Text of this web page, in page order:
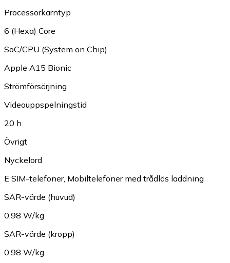
Processorkärntyp
6 (Hexa) Core
SoC/CPU (System on Chip)
Apple A15 Bionic
Strömförsörjning
Videouppspelningstid
20 h
Övrigt
Nyckelord
E SIM-telefoner, Mobiltelefoner med trådlös laddning
SAR-värde (huvud)
0.98 W/kg
SAR-värde (kropp)
0.98 W/kg